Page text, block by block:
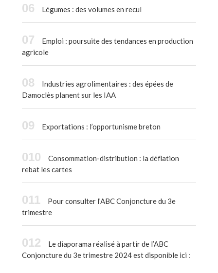
Légumes : des volumes en recul
Emploi : poursuite des tendances en production
agricole
Industries agrolimentaires : des épées de
Damoclès planent sur les IAA
Exportations : l’opportunisme breton
Consommation-distribution : la déflation
rebat les cartes
Pour consulter l’ABC Conjoncture du 3e
trimestre
Le diaporama réalisé à partir de l’ABC
Conjoncture du 3e trimestre 2024 est disponible ici :